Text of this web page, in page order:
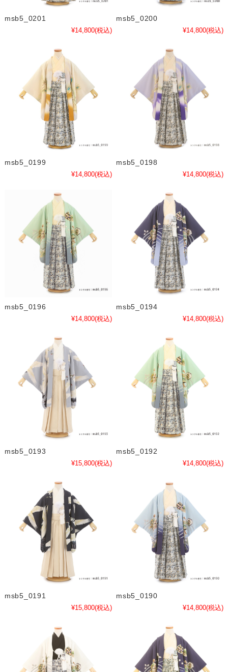
msb5_0201
¥14,800(税込)
msb5_0200
¥14,800(税込)
msb5_0199
¥14,800(税込)
msb5_0198
¥14,800(税込)
msb5_0196
¥14,800(税込)
msb5_0194
¥14,800(税込)
msb5_0193
¥15,800(税込)
msb5_0192
¥14,800(税込)
msb5_0191
¥15,800(税込)
msb5_0190
¥14,800(税込)